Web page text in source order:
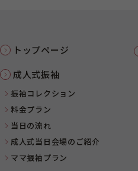
トップページ
成人式振袖
振袖コレクション
料金プラン
当日の流れ
成人式当日会場のご紹介
ママ振袖プラン